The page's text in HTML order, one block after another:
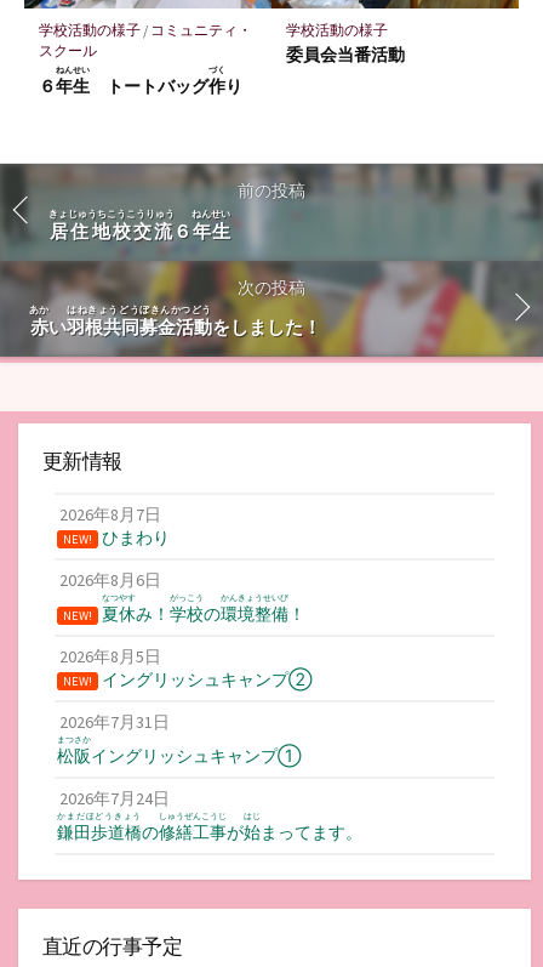
学校活動の様子/ コミュニティ・
スクール
６年生
ねんせい
トートバッグ作
づく
り
学校活動の様子
委員会当番活動
前の投稿
居住地校交流
きょじゅうちこうこうりゅう
６年生
ねんせい
次の投稿
赤
あか
い羽根共同募金活動
はねきょうどうぼきんかつどう
をしました！
更新情報
2026年8月7日
NEW!
ひまわり
2026年8月6日
NEW! 夏休
なつやす
み！ 学校
がっこう
の環境整備
かんきょうせいび
！
2026年8月5日
NEW!
イングリッシュキャンプ②
2026年7月31日
松阪
まつさか
イングリッシュキャンプ①
2026年7月24日
鎌田歩道橋
かまだほどうきょう
の修繕工事
しゅうぜんこうじ
が始
はじ
まってます。
直近の行事予定